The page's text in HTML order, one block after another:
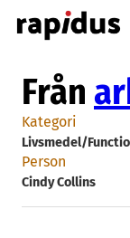
Hoppa
till
Från
Kategori
Livsmedel/
Person
Cindy Collins